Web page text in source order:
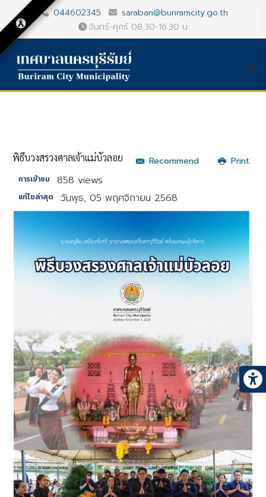
044602345
saraban@buriramcity.go.th
จันทร์-ศุกร์ 08.30-16.30 น.
Recommend Print
พิธีบวงสรวงศาลเจ้าแม่บัวลอย
การเข้าชม 858 views
แก้ไขล่าสุด วันพุธ, 05 พฤศจิกายน 2568